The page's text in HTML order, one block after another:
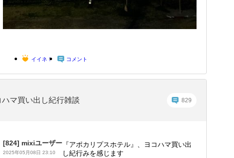
イイネ！ コメント
ハマ買い出し紀行雑談 829
[824] mixiユーザー
2025年05月08日 23:10
『アポカリプスホテル』、ヨコハマ買い出
し紀行みを感じます